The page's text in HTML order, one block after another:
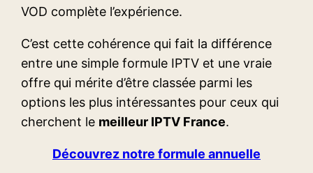
VOD complète l’expérience.
C’est cette cohérence qui fait la différence
entre une simple formule IPTV et une vraie
offre qui mérite d’être classée parmi les
options les plus intéressantes pour ceux qui
cherchent le meilleur IPTV France.
Découvrez notre formule annuelle